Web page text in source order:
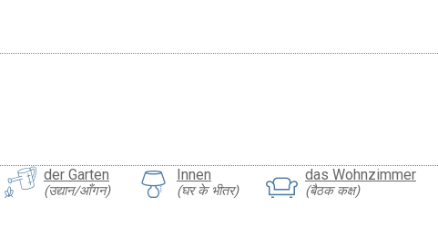
der Garten
(उद्यान/आँगन)
Innen
(घर के भीतर)
das Wohnzimmer
(बैठक कक्ष)